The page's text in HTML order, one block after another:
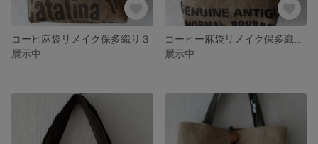
コーヒ麻袋リメイク保多織り３
展示中
展示中